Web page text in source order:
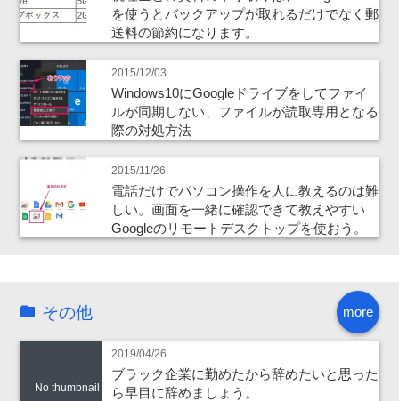
を使うとバックアップが取れるだけでなく郵
送料の節約になります。
2015/12/03
Windows10にGoogleドライブをしてファイ
ルが同期しない、ファイルが読取専用となる
際の対処方法
2015/11/26
電話だけでパソコン操作を人に教えるのは難
しい。画面を一緒に確認できて教えやすい
Googleのリモートデスクトップを使おう。
more
その他
No thumbnail
2019/04/26
ブラック企業に勤めたから辞めたいと思った
ら早目に辞めましょう。